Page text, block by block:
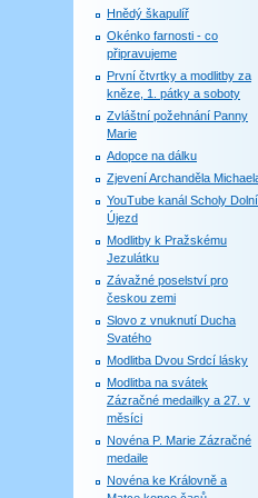
Hnědý škapulíř
Okénko farnosti - co
připravujeme
První čtvrtky a modlitby za
kněze, 1. pátky a soboty
Zvláštní požehnání Panny
Marie
Adopce na dálku
Zjevení Archanděla
YouTube kanál Scholy Dolní
Újezd
Modlitby k Pražskému
Jezulátku
Závažné poselství pro
českou zemi
Slovo z vnuknutí Ducha
Svatého
Modlitba Dvou Srdcí lásky
Modlitba na svátek
Zázračné medailky a 27. v
měsíci
Novéna P. Marie Zázračné
medaile
Novéna ke Královně a